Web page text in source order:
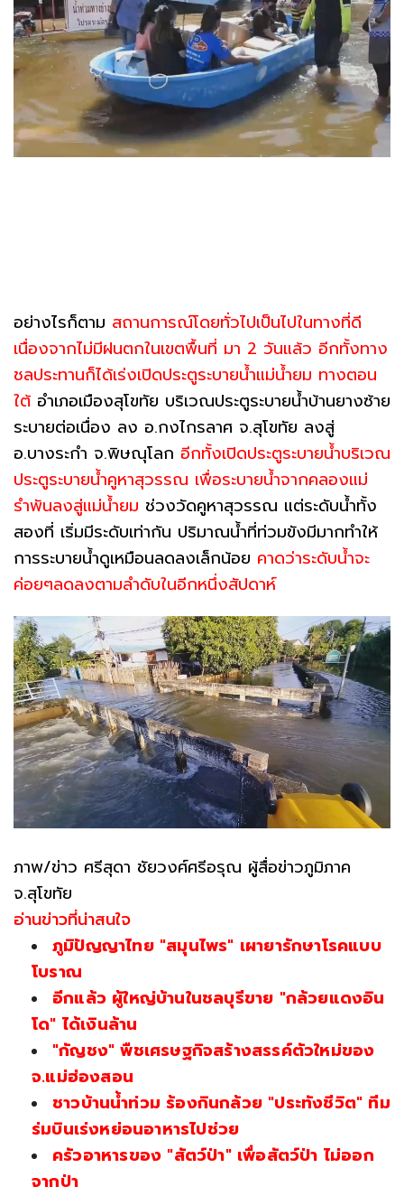
อย่างไรก็ตาม สถานการณ์โดยทั่วไปเป็นไปในทางที่ดี
เนื่องจากไม่มีฝนตกในเขตพื้นที่ มา 2 วันแล้ว อีกทั้งทาง
ชลประทานก็ได้เร่งเปิดประตูระบายน้ำแม่น้ำยม ทางตอน
ใต้ อำเภอเมืองสุโขทัย บริเวณประตูระบายน้ำบ้านยางซ้าย
ระบายต่อเนื่อง ลง อ.กงไกรลาศ จ.สุโขทัย ลงสู่
อ.บางระกำ จ.พิษณุโลก อีกทั้งเปิดประตูระบายน้ำบริเวณ
ประตูระบายน้ำคูหาสุวรรณ เพื่อระบายน้ำจากคลองแม่
รำพันลงสู่แม่น้ำยม ช่วงวัดคูหาสุวรรณ แต่ระดับน้ำทั้ง
สองที่ เริ่มมีระดับเท่ากัน ปริมาณน้ำที่ท่วมขังมีมากทำให้
การระบายน้ำดูเหมือนลดลงเล็กน้อย คาดว่าระดับน้ำจะ
ค่อยๆลดลงตามลำดับในอีกหนึ่งสัปดาห์
ภาพ/ข่าว ศรีสุดา ชัยวงศ์ศรีอรุณ ผู้สื่อข่าวภูมิภาค
จ.สุโขทัย
อ่านข่าวที่น่าสนใจ
ภูมิปัญญาไทย "สมุนไพร" เผายารักษาโรคแบบ
โบราณ
อีกแล้ว ผู้ใหญ่บ้านในชลบุรีขาย "กล้วยแดงอิน
โด" ได้เงินล้าน
"กัญชง" พืชเศรษฐกิจสร้างสรรค์ตัวใหม่ของ
จ.แม่ฮ่องสอน
ชาวบ้านน้ำท่วม ร้องกินกล้วย "ประทังชีวิต" ทีม
ร่มบินเร่งหย่อนอาหารไปช่วย
ครัวอาหารของ "สัตว์ป่า" เพื่อสัตว์ป่า ไม่ออก
จากป่า